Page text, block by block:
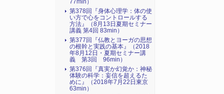
77min）
第378回『身体心理学：体の使
い方で心をコントロールする
方法』（8月13日夏期セミナー
講義 第4回 83min）
第377回『仏教とヨーガの思想
の根幹と実践の基本』（2018
年8月12日・夏期セミナー講
義 第3回 96min）
第376回『真実か幻覚か：神秘
体験の科学：妄信を超えるた
めに』（2018年7月22日東京
63min）